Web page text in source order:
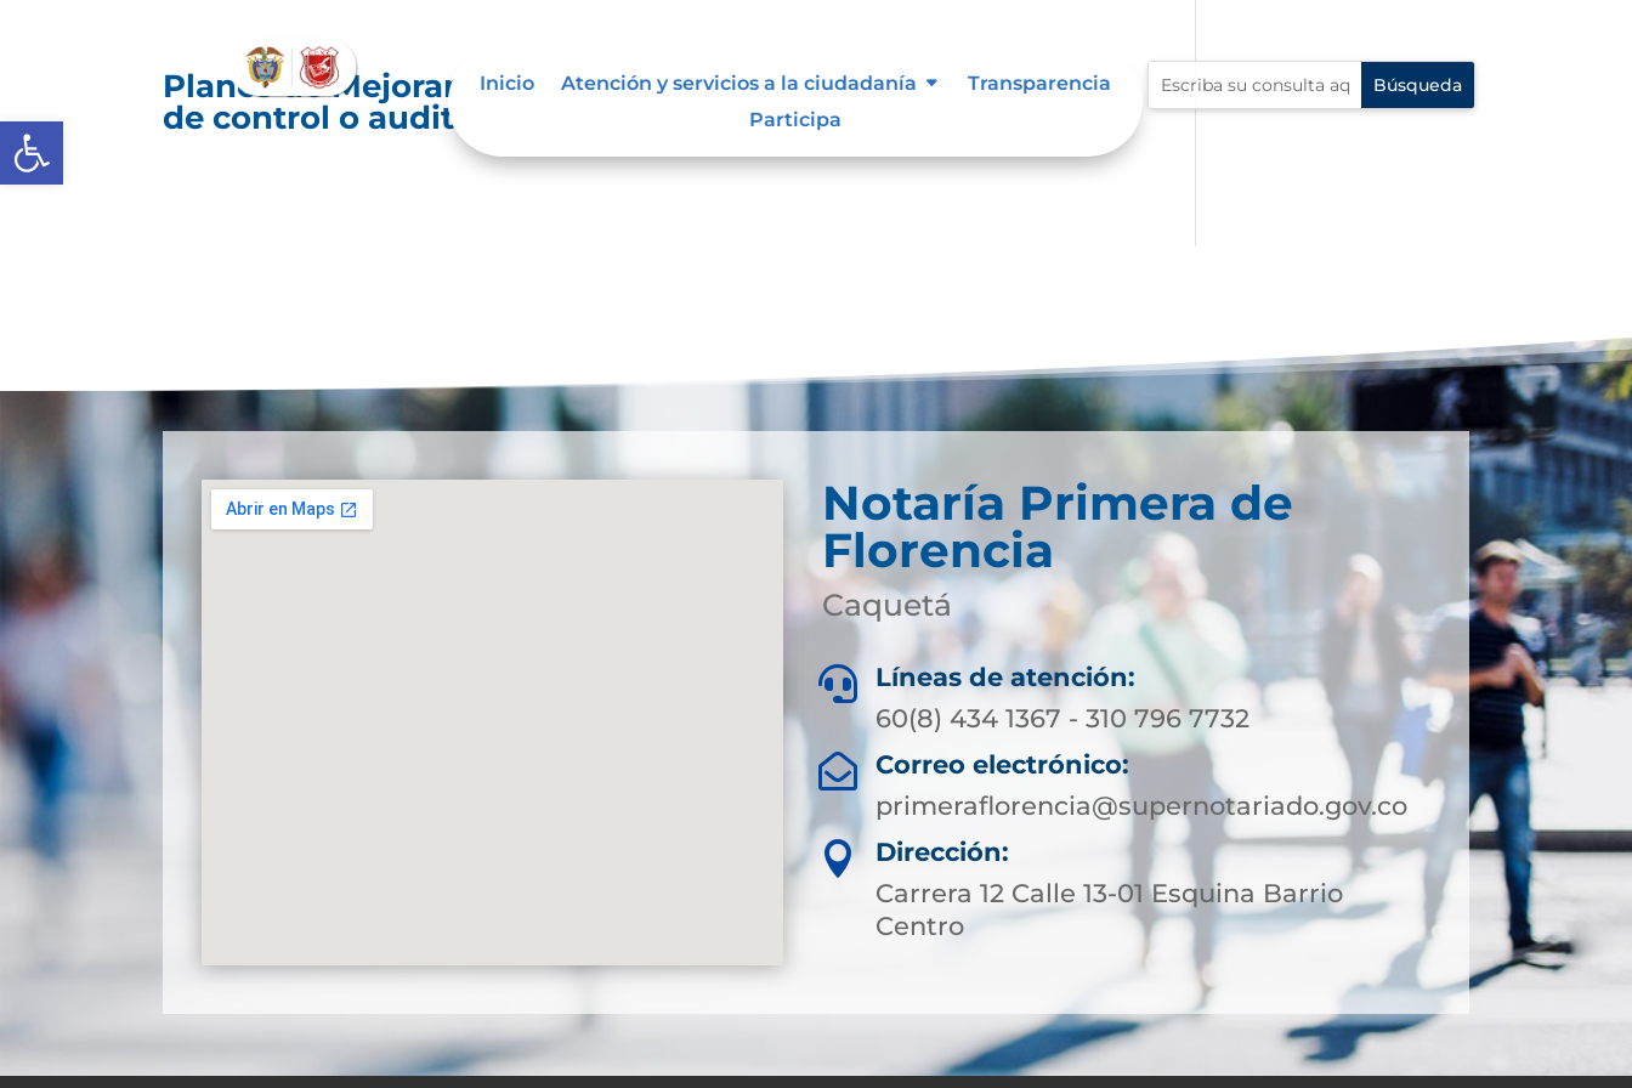
Abrir barra de herramientas
Inicio Atención y servicios a la ciudadanía
Transparencia
Participa
Planes de Mejoramiento vigentes exigidos por los entes
de control o auditoría externos o internos.
Notaría Primera de
Florencia
Caquetá

Líneas de atención:
60(8) 434 1367 - 310 796 7732

Correo electrónico:
primeraflorencia@supernotariado.gov.co

Dirección:
Carrera 12 Calle 13-01 Esquina Barrio
Centro